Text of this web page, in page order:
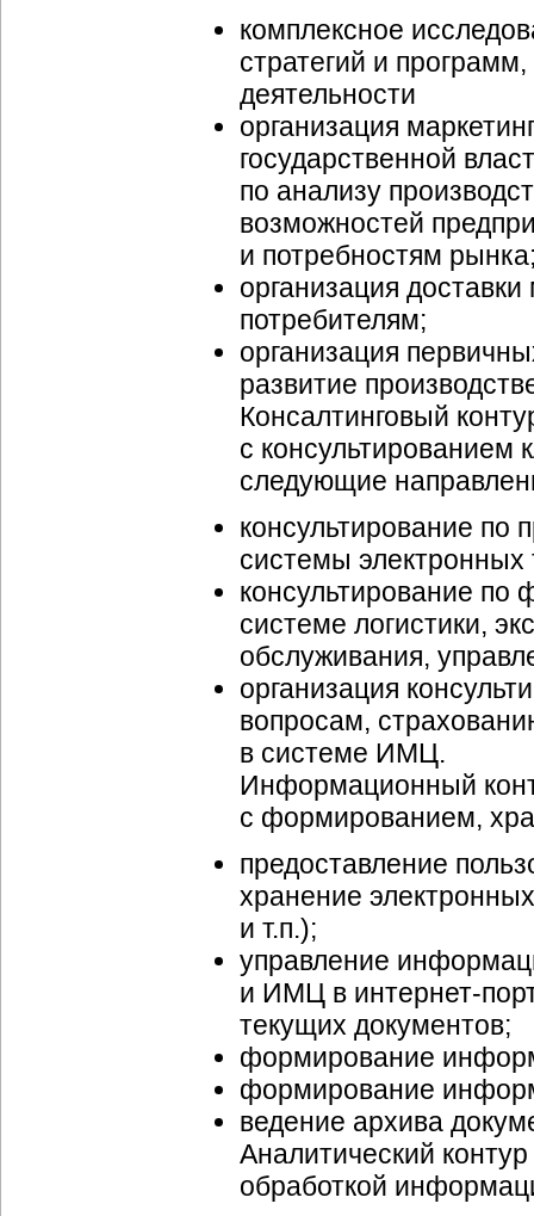
комплексное
стратегий и
деятельности
организация
государственной
по анализу
возможностей
и потребностям
организация
потребителям;
организация
развитие
Консалтинговый
с консультированием
следующие
консультирование по
системы электронных
консультирование
системе логистики,
обслуживания,
организация
вопросам,
в системе ИМЦ.
Информационный
с формированием,
предоставление
хранение
и т.п.);
управление
и ИМЦ в интернет-
текущих документов;
формирование
формирование
ведение архива
Аналитический
обработкой